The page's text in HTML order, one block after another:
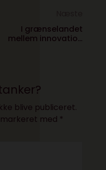
I grænselandet
mellem innovation
blive publiceret.
med *